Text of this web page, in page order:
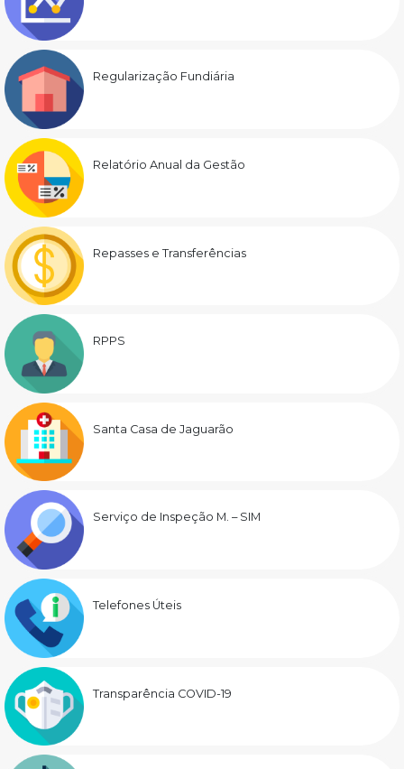
Regularização Fundiária
Relatório Anual da Gestão
Repasses e Transferências
RPPS
Santa Casa de Jaguarão
Serviço de Inspeção M. – SIM
Telefones Úteis
Transparência COVID-19